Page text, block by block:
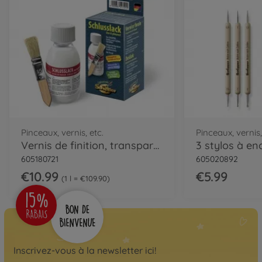
€37.99
Léonard de Vinci
La Joconde - peinture par
numéros
609130511
€37.99
peinture par numéros
609130620
numéros
€37.99
Pinceaux, vernis, etc.
Vernis de finition, transparent & brillant
605180721
€10.99 1 l = €109.90
Pinceaux,
3 stylos à
605020892
€5.99
Inscrivez-vous à la newsletter ici!